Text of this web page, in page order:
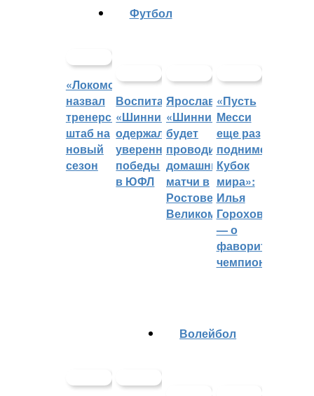
«Локомотив»
назвал
тренерский
штаб на
новый
сезон
Футбол
Воспитанники
«Шинника»
одержали
уверенные
победы
в ЮФЛ
Ярославский
«Шинник»
будет
проводить
домашние
матчи в
Ростове
Великом
«Пусть
Месси
еще раз
поднимет
Кубок
мира»:
Илья
Горохов
— о
фаворитах
чемпионата
Волейбол